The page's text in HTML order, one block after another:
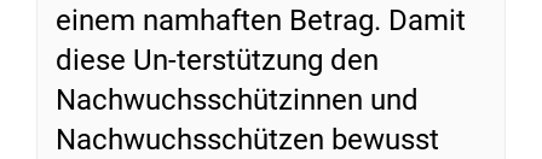
einem namhaften Betrag. Damit
diese Un-terstützung den
Nachwuchsschützinnen und
Nachwuchsschützen bewusst